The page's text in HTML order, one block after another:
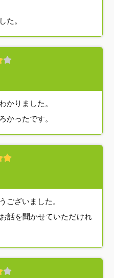
た。
かりました。
かったです。
ございました。
話を聞かせていただけれ